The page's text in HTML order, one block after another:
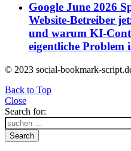
Google June 2026
Website-Betreiber
und warum KI-
eigentliche Problem
© 2023 social-bookmark-
Back to Top
Close
Search for:
Search